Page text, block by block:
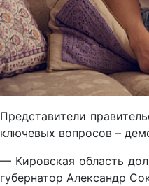
Представители
ключевых вопросов –
— Кировская область
губернатор Александр